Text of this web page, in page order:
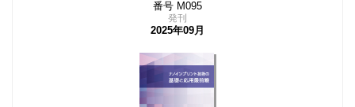
番号 M095
発刊
2025年09月